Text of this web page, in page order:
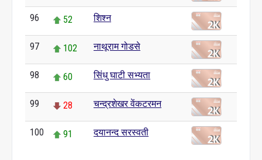
96 52 शिश्न
97 102 नाथूराम गोडसे
98 60 सिंधु घाटी सभ्यता
99 28 चन्द्रशेखर वेंकटरमन
100 91 दयानन्द सरस्वती